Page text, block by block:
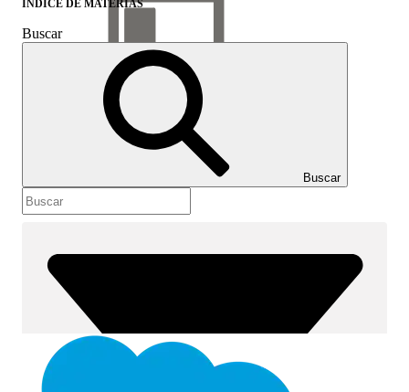
Mostrar índice de
materias
Índice de materias
ÍNDICE DE MATERIAS
Buscar
Buscar